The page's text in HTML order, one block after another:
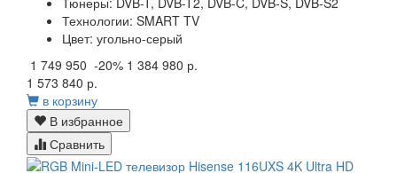
Технологии: SMART TV
Цвет: угольно-серый
1 749 950 -20% 1 384 980 р.
1 573 840 р.
в корзину
В избранное
Сравнить